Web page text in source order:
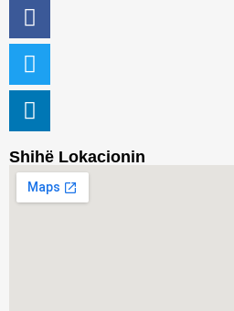
Shihë Lokacionin